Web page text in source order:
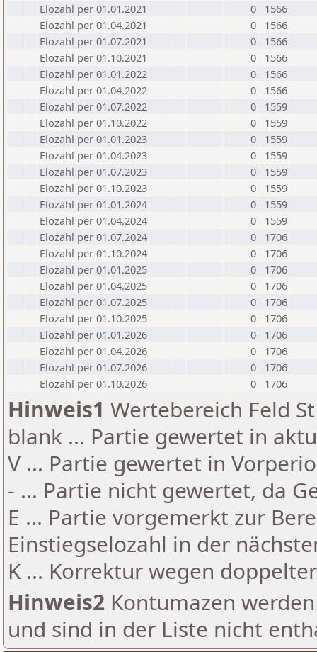
Elozahl per 01.01.2021
0
1566
Elozahl per 01.04.2021
0
1566
Elozahl per 01.07.2021
0
1566
Elozahl per 01.10.2021
0
1566
Elozahl per 01.01.2022
0
1566
Elozahl per 01.04.2022
0
1566
Elozahl per 01.07.2022
0
1559
Elozahl per 01.10.2022
0
1559
Elozahl per 01.01.2023
0
1559
Elozahl per 01.04.2023
0
1559
Elozahl per 01.07.2023
0
1559
Elozahl per 01.10.2023
0
1559
Elozahl per 01.01.2024
0
1559
Elozahl per 01.04.2024
0
1559
Elozahl per 01.07.2024
0
1706
Elozahl per 01.10.2024
0
1706
Elozahl per 01.01.2025
0
1706
Elozahl per 01.04.2025
0
1706
Elozahl per 01.07.2025
0
1706
Elozahl per 01.10.2025
0
1706
Elozahl per 01.01.2026
0
1706
Elozahl per 01.04.2026
0
1706
Elozahl per 01.07.2026
0
1706
Elozahl per 01.10.2026
0 1706
Hinweis1 Wertebereich Feld
blank ... Partie gewertet in
V ... Partie gewertet in
- ... Partie nicht gewertet, da
E ... Partie vorgemerkt zur
Einstiegselozahl in der
K ... Korrektur wegen
Hinweis2 Kontumazen
und sind in der Liste nicht